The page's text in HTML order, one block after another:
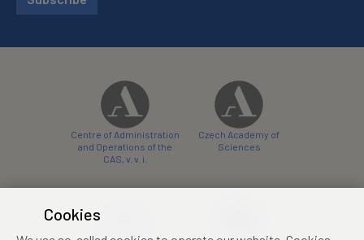
Centre of Administration
and Operations of the
CAS, v. v. i.
Czech Academy of
Sciences
Cookies